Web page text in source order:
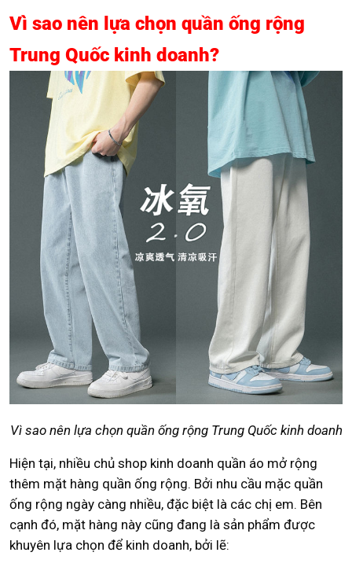
Vì sao nên lựa chọn quần ống rộng
Trung Quốc kinh doanh?
Vì sao nên lựa chọn quần ống rộng Trung Quốc kinh doanh
Hiện tại, nhiều chủ shop kinh doanh quần áo mở rộng
thêm mặt hàng quần ống rộng. Bởi nhu cầu mặc quần
ống rộng ngày càng nhiều, đặc biệt là các chị em. Bên
cạnh đó, mặt hàng này cũng đang là sản phẩm được
khuyên lựa chọn để kinh doanh, bởi lẽ: